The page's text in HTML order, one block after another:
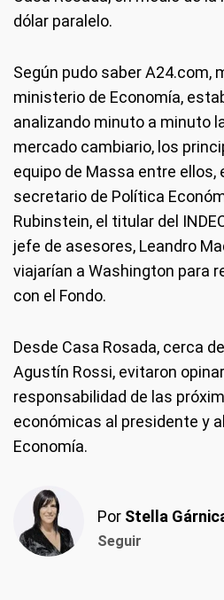
dólar paralelo.
Según pudo saber A24.com,
ministerio de Economía,
analizando minuto a minuto
mercado cambiario, los
equipo de Massa entre ellos,
secretario de Política
Rubinstein, el titular del
jefe de asesores, Leandro
viajarían a Washington para
con el Fondo.
Desde Casa Rosada, cerca
Agustín Rossi, evitaron
responsabilidad de las
económicas al presidente y
Economía.
Por Stella
Seguir